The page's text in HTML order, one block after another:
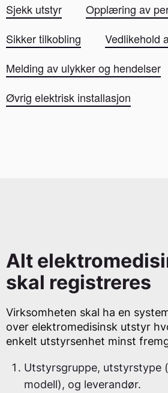
Sjekk utstyr
Opplæring av
Sikker tilkobling
Vedlikehold
Melding av ulykker og hendelser
Øvrig elektrisk installasjon
Alt
skal registreres
Virksomheten skal ha en
over elektromedisinsk utstyr
enkelt utstyrsenhet minst
Utstyrsgruppe, utstyrstype
modell), og leverandør.